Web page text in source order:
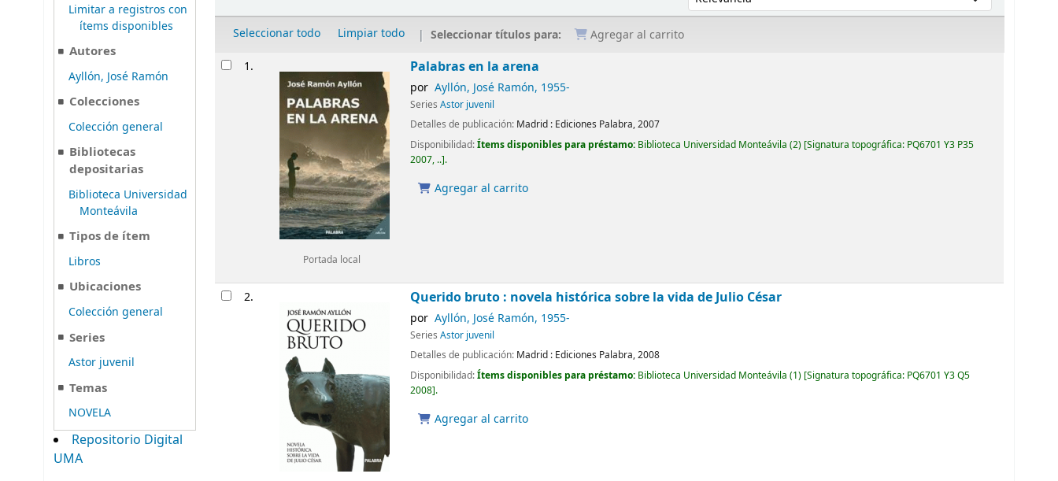
Limitar a registros con
ítems disponibles
Autores
Ayllón, José Ramón
Colecciones
Colección general
Bibliotecas
depositarias
Biblioteca Universidad
Monteávila
Tipos de ítem
Libros
Ubicaciones
Colección general
Series
Astor juvenil
Temas
NOVELA
Repositorio Digital
UMA
Seleccionar todo Limpiar todo Seleccionar títulos para: Agregar al carrito
Resultados
1.
Portada local
Palabras en la arena
por Ayllón, José Ramón, 1955-
SeriesAstor juvenil
Detalles de publicación: Madrid : Ediciones Palabra,2007
Disponibilidad:Ítems disponibles para préstamo: Biblioteca Universidad Monteávila (2) Signatura topográfica: PQ6701 Y3 P35
2007, .. .
Agregar al carrito
2. Querido bruto : novela histórica sobre la vida de Julio César
por Ayllón, José Ramón, 1955-
SeriesAstor juvenil
Detalles de publicación: Madrid : Ediciones Palabra,2008
Disponibilidad:Ítems disponibles para préstamo: Biblioteca Universidad Monteávila (1) Signatura topográfica: PQ6701 Y3 Q5
2008 .
Agregar al carrito